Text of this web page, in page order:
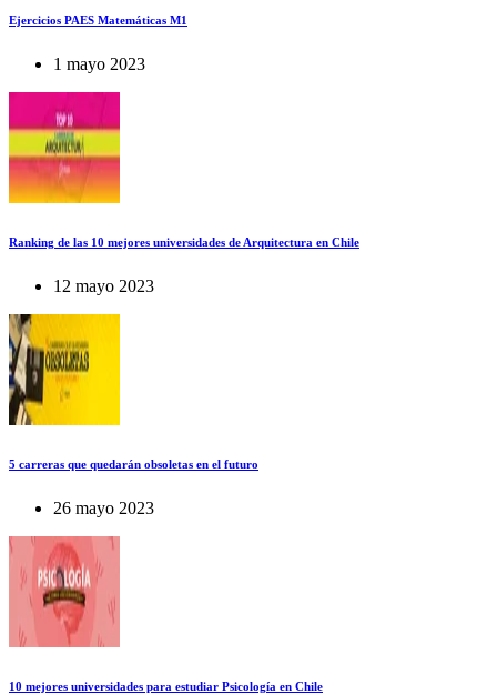
Ejercicios PAES Matemáticas M1
1 mayo 2023
Ranking de las 10 mejores universidades de Arquitectura en Chile
12 mayo 2023
5 carreras que quedarán obsoletas en el futuro
26 mayo 2023
10 mejores universidades para estudiar Psicología en Chile